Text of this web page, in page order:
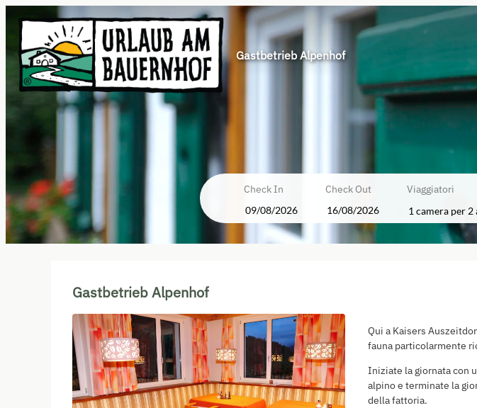
Gastbetrieb Alpenhof
Check In Check Out Viaggiatori
1 camera per 2
Gastbetrieb Alpenhof
Qui a Kaisers
fauna particolarmente
Iniziate la giornata con
alpino e terminate la
della fattoria.